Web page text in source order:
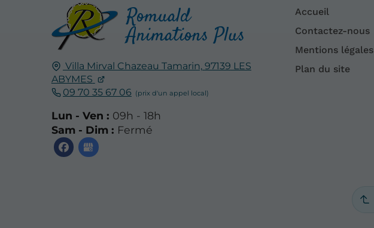
Romuald
Animations Plus
Villa Mirval Chazeau Tamarin, 97139 LES
ABYMES
09 70 35 67 06
Lun - Ven : 09h - 18h
Sam - Dim : Fermé
Accueil
Contactez-nous
Mentions légales
Plan du site